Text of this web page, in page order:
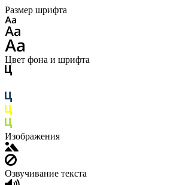
Размер шрифта
Цвет фона и шрифта
Изображения
Озвучивание текста